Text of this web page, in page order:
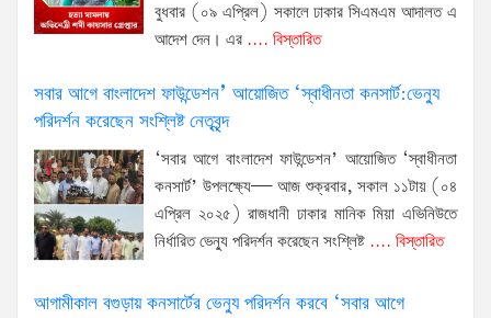
বুধবার (০৯ এপ্রিল) সকালে ঢাকার সিএমএম আদালত এ
আদেশ দেন। এর .... বিস্তারিত
সবার আগে বাংলাদেশ ফাউন্ডেশন’ আয়োজিত ‘স্বাধীনতা কনসার্ট:ভেন্যু
পরিদর্শন করেছেন সংশ্লিষ্ট নেতৃবৃন্দ
‘সবার আগে বাংলাদেশ ফাউন্ডেশন’ আয়োজিত ‘স্বাধীনতা
কনসার্ট’ উপলক্ষ্যে— আজ শুক্রবার, সকাল ১১টায় (০৪
এপ্রিল ২০২৫) রাজধানী ঢাকার মানিক মিয়া এভিনিউতে
নির্ধারিত ভেন্যু পরিদর্শন করেছেন সংশ্লিষ্ট .... বিস্তারিত
আগামীকাল বগুড়ায় কনসার্টের ভেন্যু পরিদর্শন করবে ‘সবার আগে